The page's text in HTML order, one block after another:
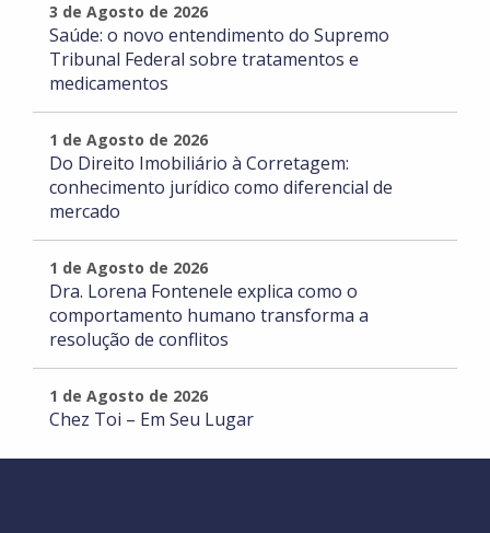
3 de Agosto de 2026
Saúde: o novo entendimento do Supremo
Tribunal Federal sobre tratamentos e
medicamentos
1 de Agosto de 2026
Do Direito Imobiliário à Corretagem:
conhecimento jurídico como diferencial de
mercado
1 de Agosto de 2026
Dra. Lorena Fontenele explica como o
comportamento humano transforma a
resolução de conflitos
1 de Agosto de 2026
Chez Toi – Em Seu Lugar